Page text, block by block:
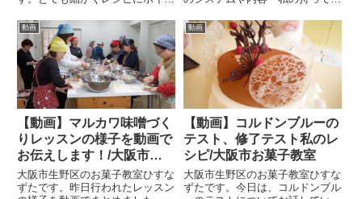
て、口どけするスポンジです。
「いちごショートケーキ」を作っ
ていただくので、周りに生クリー
ムを泡立てた「シャンティ」を塗
ら...
かなかハードな授業でした。がん
ばらない人は放っておかれる。頑
張る人には、与えてくれる学校で
した。よろしければどうぞ。シ
リ...
動画
【動画】マルカワ味噌づく
りレッスンの様子を動画で
お伝えします！/大阪市お
菓子教室ひすなずた
大阪市生野区のお菓子教室ひすな
ずたです。昨日行われたレッスン
動画
【動画】コルドンブルーの
テスト、修了テスト私のレ
シピ/大阪市お菓子教室
大阪市生野区のお菓子教室ひすな
ずたです。今日は、コルドンブル